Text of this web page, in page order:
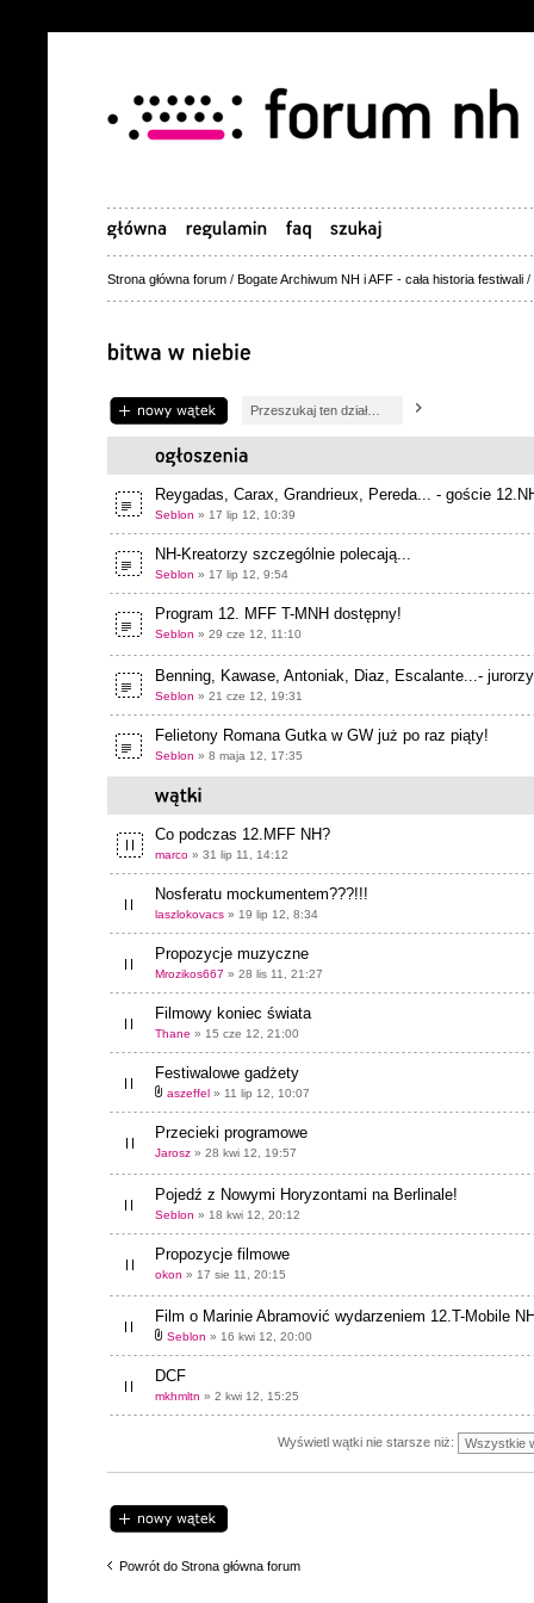
Strona główna forum / Bogate Archiwum NH i AFF - cała historia festiwali /
Napisz wątek
Reygadas, Carax, Grandrieux, Pereda... - goście
Seblon » 17 lip 12, 10:39
NH-Kreatorzy szczególnie polecają...
Seblon » 17 lip 12, 9:54
Program 12. MFF T-MNH dostępny!
Seblon » 29 cze 12, 11:10
Benning, Kawase, Antoniak, Diaz, Escalante...-
Seblon » 21 cze 12, 19:31
Felietony Romana Gutka w GW już po raz piąty!
Seblon » 8 maja 12, 17:35
Co podczas 12.MFF NH?
marco » 31 lip 11, 14:12
Nosferatu mockumentem???!!!
laszlokovacs » 19 lip 12, 8:34
Propozycje muzyczne
Mrozikos667 » 28 lis 11, 21:27
Filmowy koniec świata
Thane » 15 cze 12, 21:00
Festiwalowe gadżety
aszeffel » 11 lip 12, 10:07
Przecieki programowe
Jarosz » 28 kwi 12, 19:57
Pojedź z Nowymi Horyzontami na Berlinale!
Seblon » 18 kwi 12, 20:12
Propozycje filmowe
okon » 17 sie 11, 20:15
Film o Marinie Abramović wydarzeniem 12.T-Mobile
Seblon » 16 kwi 12, 20:00
DCF
mkhmltn » 2 kwi 12, 15:25
Wyświetl wątki nie starsze niż:
Napisz wątek
Powrót do Strona główna forum